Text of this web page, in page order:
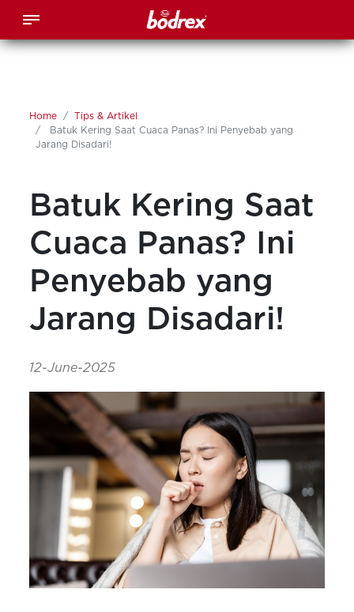
Home
Tips & Artikel
Batuk Kering Saat Cuaca Panas? Ini Penyebab yang
Jarang Disadari!
Batuk Kering Saat
Cuaca Panas? Ini
Penyebab yang
Jarang Disadari!
12-June-2025